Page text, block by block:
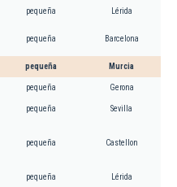
pequeña Lérida
pequeña Barcelona
pequeña Murcia
pequeña Gerona
pequeña Sevilla
pequeña Castellon
pequeña Lérida